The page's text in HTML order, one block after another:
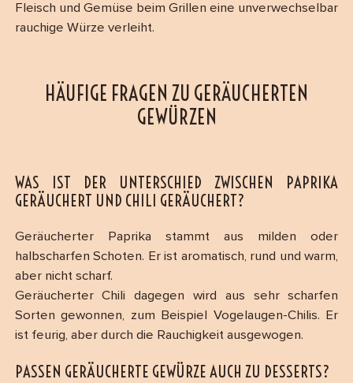
Fleisch und Gemüse beim Grillen eine unverwechselbar
rauchige Würze verleiht.
HÄUFIGE FRAGEN ZU GERÄUCHERTEN
GEWÜRZEN
WAS IST DER UNTERSCHIED ZWISCHEN PAPRIKA
GERÄUCHERT UND CHILI GERÄUCHERT?
Geräucherter Paprika stammt aus milden oder
halbscharfen Schoten. Er ist aromatisch, rund und warm,
aber nicht scharf.
Geräucherter Chili dagegen wird aus sehr scharfen
Sorten gewonnen, zum Beispiel Vogelaugen-Chilis. Er
ist feurig, aber durch die Rauchigkeit ausgewogen.
PASSEN GERÄUCHERTE GEWÜRZE AUCH ZU DESSERTS?